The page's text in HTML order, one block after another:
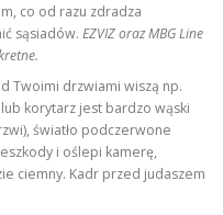
co od razu zdradza
sąsiadów. EZVIZ oraz MBG Line
Twoimi drzwiami wiszą np.
korytarz jest bardzo wąski
światło podczerwone
i oślepi kamerę,
ciemny. Kadr przed judaszem